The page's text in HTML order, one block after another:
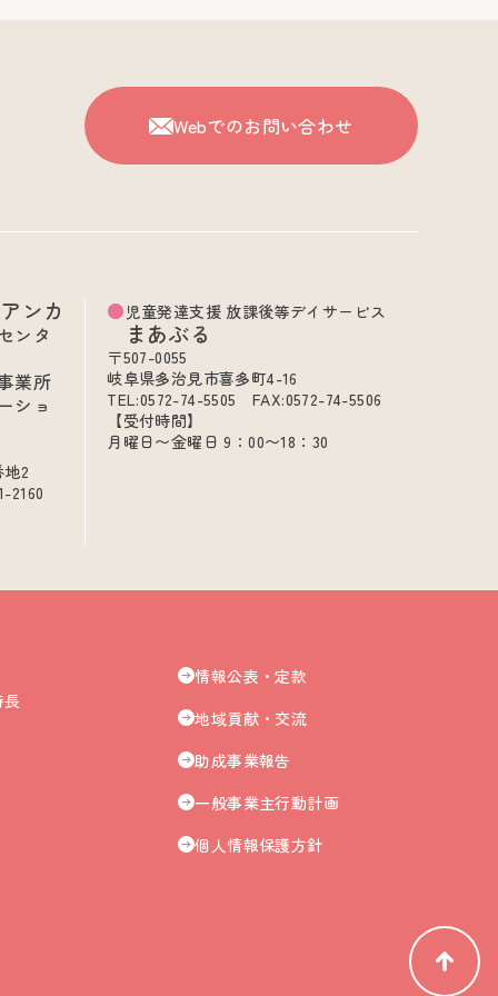
Webでのお問い合わせ
ンカ
ンタ
業所
ショ
2
2160
児童発達支援 放課後等デイサービス
まあぶる
〒507-0055
岐阜県多治見市喜多町4-16
TEL:0572-74-5505 FAX:0572-74-5506
【受付時間】
月曜日〜金曜日 9：00〜18：30
情報公表・定款
地域貢献・交流
助成事業報告
一般事業主行動計画
個人情報保護方針